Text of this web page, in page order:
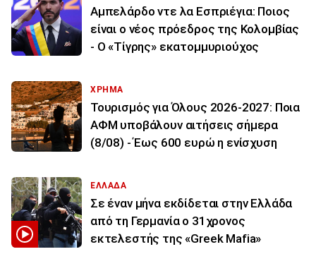
Αμπελάρδο ντε λα Εσπριέγια: Ποιος
είναι ο νέος πρόεδρος της Κολομβίας
- Ο «Τίγρης» εκατομμυριούχος
ΧΡΗΜΑ
Τουρισμός για Όλους 2026-2027: Ποια
ΑΦΜ υποβάλουν αιτήσεις σήμερα
(8/08) - Έως 600 ευρώ η ενίσχυση
ΕΛΛΑΔΑ
Σε έναν μήνα εκδίδεται στην Ελλάδα
από τη Γερμανία ο 31χρονος
εκτελεστής της «Greek Mafia»